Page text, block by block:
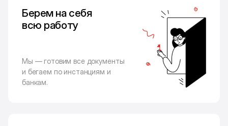
Берем на себя
всю работу
Мы — готовим все документы
и бегаем по инстанциям и
банкам.